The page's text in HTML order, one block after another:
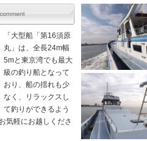
「大型船「第16須原
丸」は、全長24m幅
5mと東京湾でも最大
級の釣り船となって
おり、船の揺れも少
なく、リラックスし
て釣りができるよう
気軽にお越しくださ